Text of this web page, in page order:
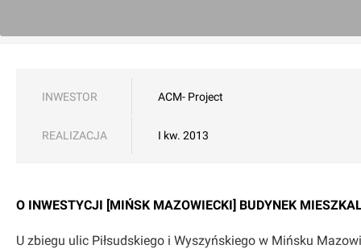
INWESTOR ACM- Project
REALIZACJA I kw. 2013
O INWESTYCJI [MIŃSK MAZOWIECKI] BUDYNEK
U zbiegu ulic Piłsudskiego i Wyszyńskiego w Mińsku